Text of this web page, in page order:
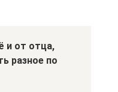
и от отца,
разное по